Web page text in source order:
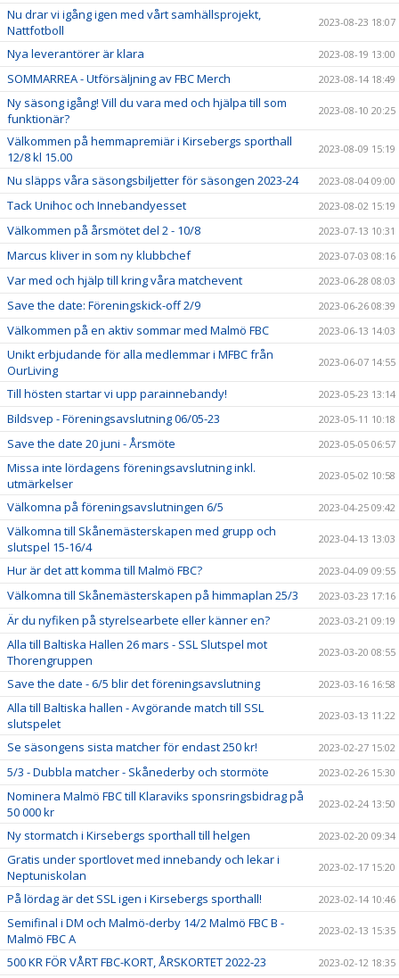
Nu drar vi igång igen med vårt samhällsprojekt,
Nattfotboll
2023-08-23 18:07
Nya leverantörer är klara 2023-08-19 13:00
SOMMARREA - Utförsäljning av FBC Merch 2023-08-14 18:49
Ny säsong igång! Vill du vara med och hjälpa till som
funktionär?
2023-08-10 20:25
Välkommen på hemmapremiär i Kirsebergs sporthall
12/8 kl 15.00
2023-08-09 15:19
Nu släpps våra säsongsbiljetter för säsongen 2023-24 2023-08-04 09:00
Tack Unihoc och Innebandyesset 2023-08-02 15:19
Välkommen på årsmötet del 2 - 10/8 2023-07-13 10:31
Marcus kliver in som ny klubbchef 2023-07-03 08:16
Var med och hjälp till kring våra matchevent 2023-06-28 08:03
Save the date: Föreningskick-off 2/9 2023-06-26 08:39
Välkommen på en aktiv sommar med Malmö FBC 2023-06-13 14:03
Unikt erbjudande för alla medlemmar i MFBC från
OurLiving
2023-06-07 14:55
Till hösten startar vi upp parainnebandy! 2023-05-23 13:14
Bildsvep - Föreningsavslutning 06/05-23 2023-05-11 10:18
Save the date 20 juni - Årsmöte 2023-05-05 06:57
Missa inte lördagens föreningsavslutning inkl.
utmärkelser
2023-05-02 10:58
Välkomna på föreningsavslutningen 6/5 2023-04-25 09:42
Välkomna till Skånemästerskapen med grupp och
slutspel 15-16/4
2023-04-13 13:03
Hur är det att komma till Malmö FBC? 2023-04-09 09:55
Välkomna till Skånemästerskapen på himmaplan 25/3 2023-03-23 17:16
Är du nyfiken på styrelsearbete eller känner en? 2023-03-21 09:19
Alla till Baltiska Hallen 26 mars - SSL Slutspel mot
Thorengruppen
2023-03-20 08:55
Save the date - 6/5 blir det föreningsavslutning 2023-03-16 16:58
Alla till Baltiska hallen - Avgörande match till SSL
slutspelet
2023-03-13 11:22
Se säsongens sista matcher för endast 250 kr! 2023-02-27 15:02
5/3 - Dubbla matcher - Skånederby och stormöte 2023-02-26 15:30
Nominera Malmö FBC till Klaraviks sponsringsbidrag på
50 000 kr
2023-02-24 13:50
Ny stormatch i Kirsebergs sporthall till helgen 2023-02-20 09:34
Gratis under sportlovet med innebandy och lekar i
Neptuniskolan
2023-02-17 15:20
På lördag är det SSL igen i Kirsebergs sporthall! 2023-02-14 10:46
Semifinal i DM och Malmö-derby 14/2 Malmö FBC B -
Malmö FBC A
2023-02-13 15:35
500 KR FÖR VÅRT FBC-KORT, ÅRSKORTET 2022-23 2023-02-12 18:35